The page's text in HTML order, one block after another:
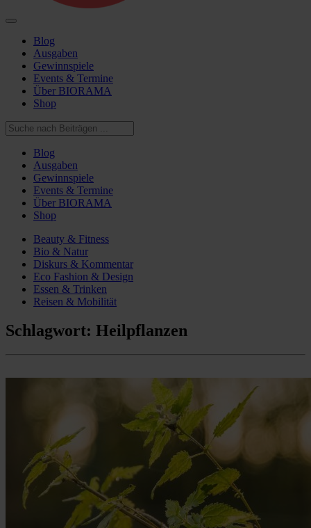
Blog
Ausgaben
Gewinnspiele
Events & Termine
Über BIORAMA
Shop
Blog
Ausgaben
Gewinnspiele
Events & Termine
Über BIORAMA
Shop
Beauty & Fitness
Bio & Natur
Diskurs & Kommentar
Eco Fashion & Design
Essen & Trinken
Reisen & Mobilität
Schlagwort: Heilpflanzen